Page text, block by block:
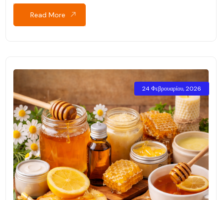
Read More
24 Φεβρουαρίου, 2026